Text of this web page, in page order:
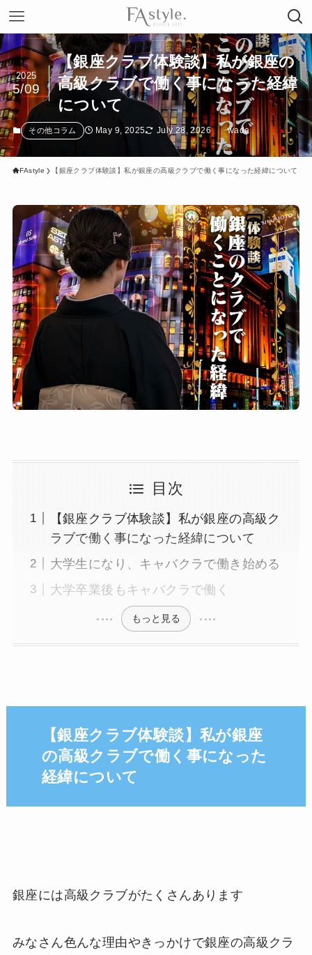
【銀座クラブ体験談】私が銀座の
高級クラブで働く事になった経緯
について
2025
5/09
その他コラム May 9, 2025 July 28, 2026 wada
FAstyle 【銀座クラブ体験談】私が銀座の高級クラブで働く事になった経緯について
目次
【銀座クラブ体験談】私が銀座の高級ク
ラブで働く事になった経緯について
大学生になり、キャバクラで働き始める
大学卒業後もキャバクラで働く
もっと見る
【銀座クラブ体験談】私が銀座
の高級クラブで働く事になった
経緯について
銀座には高級クラブがたくさんあります
みなさん色んな理由やきっかけで銀座の高級クラ